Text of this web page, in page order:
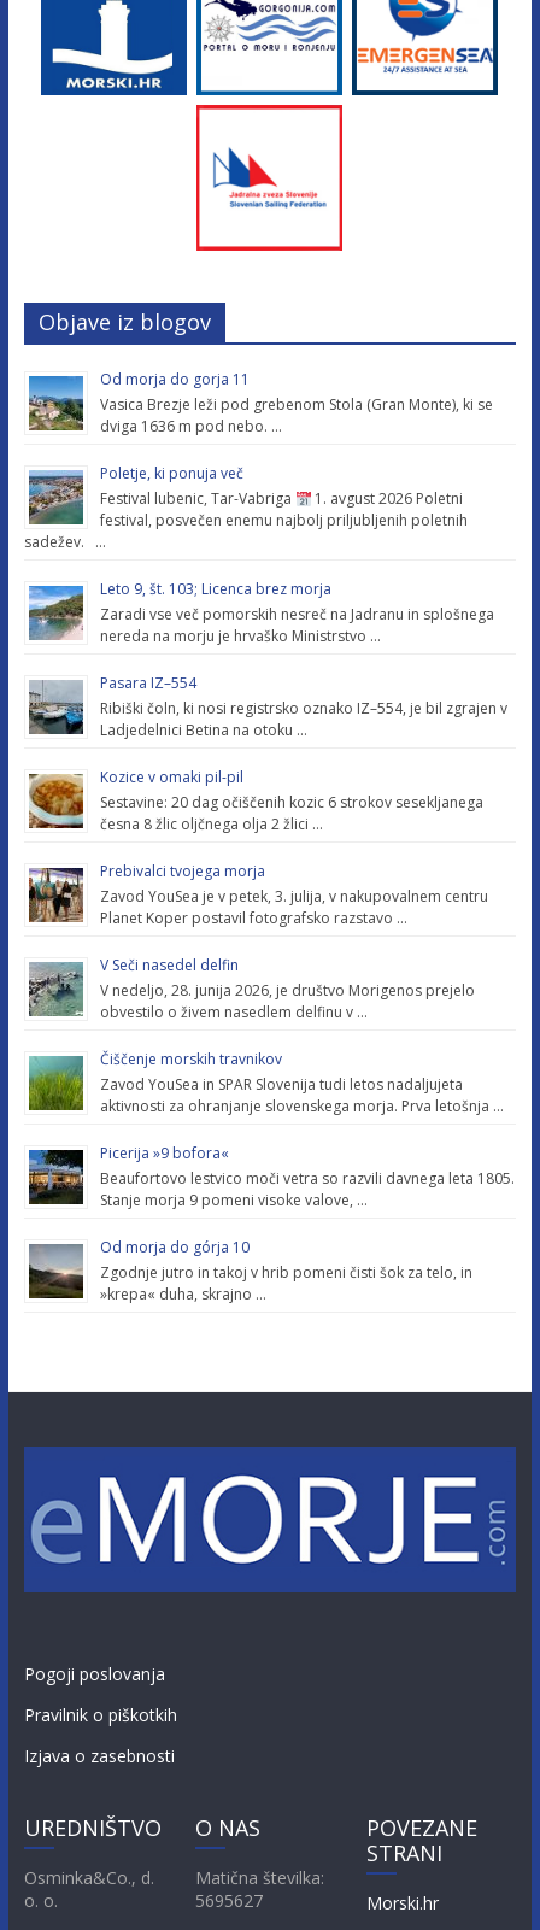
Objave iz blogov
Od morja do gorja 11
Vasica Brezje leži pod grebenom Stola (Gran Monte), ki se
dviga 1636 m pod nebo. …
Poletje, ki ponuja več
Festival lubenic, Tar-Vabriga
1. avgust 2026 Poletni
festival, posvečen enemu najbolj priljubljenih poletnih
sadežev. …
Leto 9, št. 103; Licenca brez morja
Zaradi vse več pomorskih nesreč na Jadranu in splošnega
nereda na morju je hrvaško Ministrstvo …
Pasara IZ–554
Ribiški čoln, ki nosi registrsko oznako IZ–554, je bil zgrajen v
Ladjedelnici Betina na otoku …
Kozice v omaki pil-pil
Sestavine: 20 dag očiščenih kozic 6 strokov sesekljanega
česna 8 žlic oljčnega olja 2 žlici …
Prebivalci tvojega morja
Zavod YouSea je v petek, 3. julija, v nakupovalnem centru
Planet Koper postavil fotografsko razstavo …
V Seči nasedel delfin
V nedeljo, 28. junija 2026, je društvo Morigenos prejelo
obvestilo o živem nasedlem delfinu v …
Čiščenje morskih travnikov
Zavod YouSea in SPAR Slovenija tudi letos nadaljujeta
aktivnosti za ohranjanje slovenskega morja. Prva letošnja …
Picerija »9 bofora«
Beaufortovo lestvico moči vetra so razvili davnega leta 1805.
Stanje morja 9 pomeni visoke valove, …
Od morja do górja 10
Zgodnje jutro in takoj v hrib pomeni čisti šok za telo, in
»krepa« duha, skrajno …
Pogoji poslovanja
Pravilnik o piškotkih
Izjava o zasebnosti
UREDNIŠTVO
Osminka&Co., d.
o. o.
O NAS
Matična številka:
5695627
POVEZANE
STRANI
Morski.hr